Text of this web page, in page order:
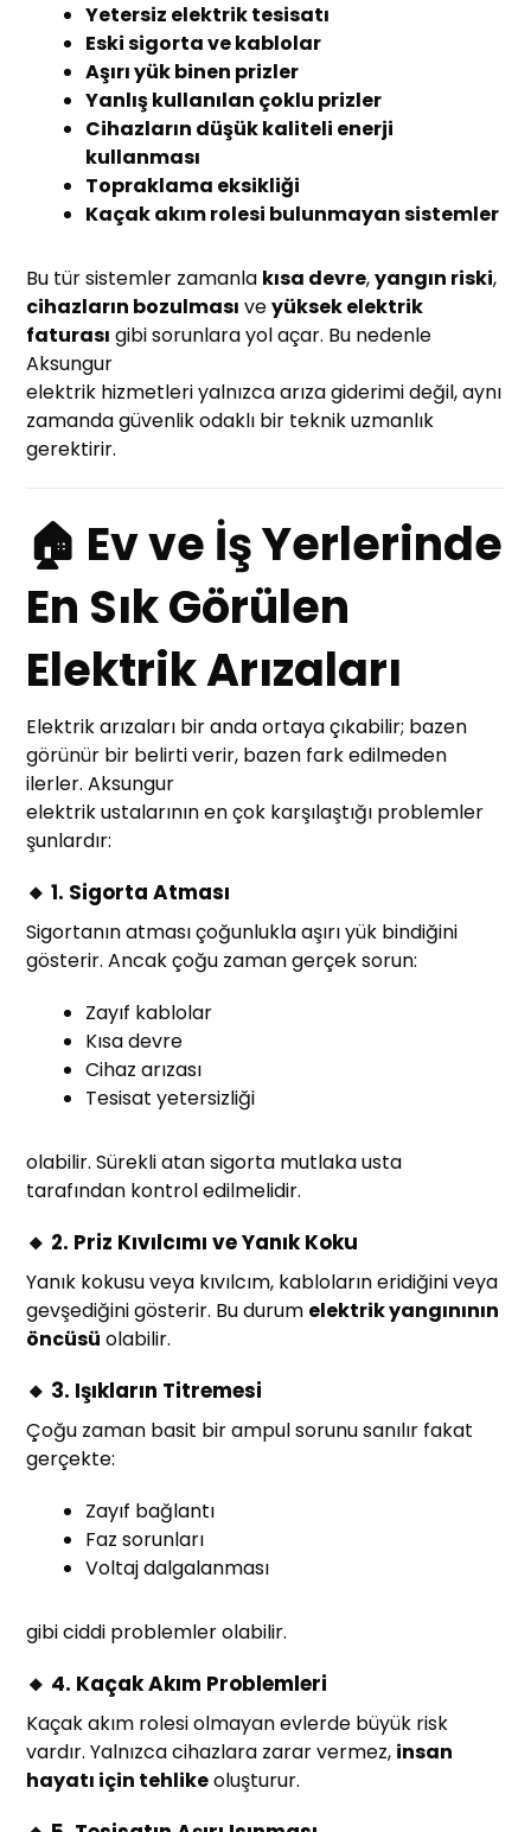
Yetersiz elektrik tesisatı
Eski sigorta ve kablolar
Aşırı yük binen prizler
Yanlış kullanılan çoklu prizler
Cihazların düşük kaliteli enerji
kullanması
Topraklama eksikliği
Kaçak akım rolesi bulunmayan sistemler
Bu tür sistemler zamanla kısa devre,yangın riski,
cihazların bozulması veyüksek elektrik
faturası gibi sorunlara yol açar. Bu nedenle
Aksungur
elektrik hizmetleri yalnızca arıza giderimi değil, aynı
zamanda güvenlik odaklı bir teknik uzmanlık
gerektirir.
🏠 Ev ve İş Yerlerinde
En Sık Görülen
Elektrik Arızaları
Elektrik arızaları bir anda ortaya çıkabilir; bazen
görünür bir belirti verir, bazen fark edilmeden
ilerler. Aksungur
elektrik ustalarının en çok karşılaştığı problemler
şunlardır:
🔸 1. Sigorta Atması
Sigortanın atması çoğunlukla aşırı yük bindiğini
gösterir. Ancak çoğu zaman gerçek sorun:
Zayıf kablolar
Kısa devre
Cihaz arızası
Tesisat yetersizliği
olabilir. Sürekli atan sigorta mutlaka usta
tarafından kontrol edilmelidir.
🔸 2. Priz Kıvılcımı ve Yanık Koku
Yanık kokusu veya kıvılcım, kabloların eridiğini veya
gevşediğini gösterir. Bu durum elektrik yangınının
öncüsü olabilir.
🔸 3. Işıkların Titremesi
Çoğu zaman basit bir ampul sorunu sanılır fakat
gerçekte:
Zayıf bağlantı
Faz sorunları
Voltaj dalgalanması
gibi ciddi problemler olabilir.
🔸 4. Kaçak Akım Problemleri
Kaçak akım rolesi olmayan evlerde büyük risk
vardır. Yalnızca cihazlara zarar vermez, insan
hayatı için tehlikeoluşturur.